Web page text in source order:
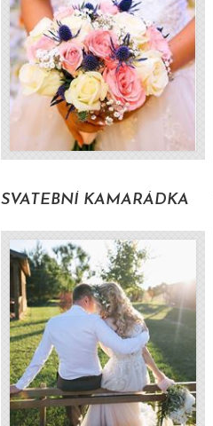
Volat pro zjištění ceny
SVATEBNÍ KAMARÁDKA
od 1500 Kč s DPH